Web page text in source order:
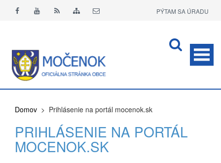
PÝTAM SA ÚRADU
Domov > Prihlásenie na portál mocenok.sk
PRIHLÁSENIE NA PORTÁL
MOCENOK.SK